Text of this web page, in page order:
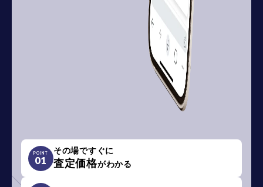
POINT
01
その場ですぐに
査定価格がわかる